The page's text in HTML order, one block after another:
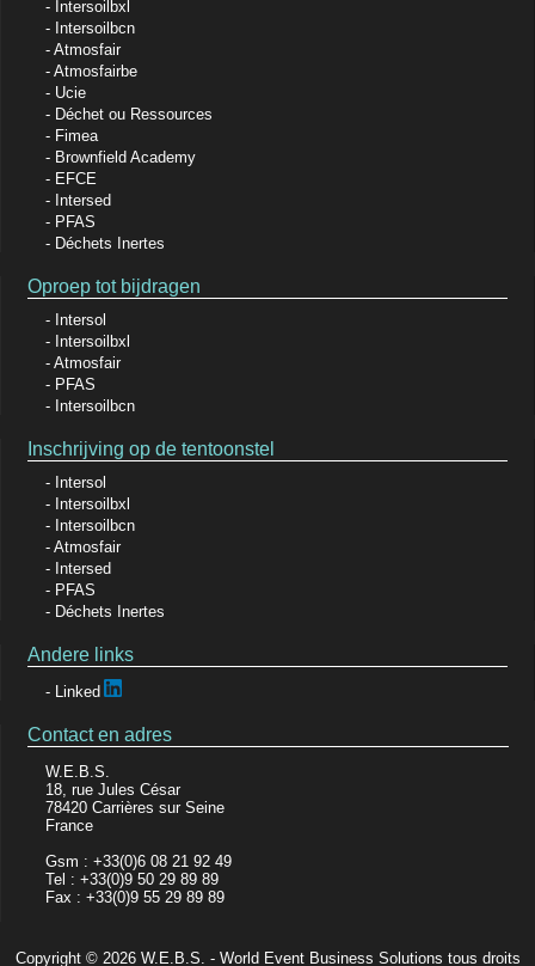
Intersoilbxl
Intersoilbcn
Atmosfair
Atmosfairbe
Ucie
Déchet ou Ressources
Fimea
Brownfield Academy
EFCE
Intersed
PFAS
Déchets Inertes
Oproep tot bijdragen
Intersol
Intersoilbxl
Atmosfair
PFAS
Intersoilbcn
Inschrijving op de tentoonstel
Intersol
Intersoilbxl
Intersoilbcn
Atmosfair
Intersed
PFAS
Déchets Inertes
Andere links
Linked
Contact en adres
W.E.B.S.
18, rue Jules César
78420 Carrières sur Seine
France
Gsm : +33(0)6 08 21 92 49
Tel : +33(0)9 50 29 89 89
Fax : +33(0)9 55 29 89 89
Copyright © 2026 W.E.B.S. - World Event Business Solutions tous droits